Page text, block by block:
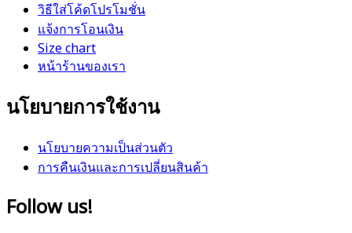
วิธีใส่โค้ดโปรโมชั่น
แจ้งการโอนเงิน
Size chart
หน้าร้านของเรา
นโยบายการใช้งาน
นโยบายความเป็นส่วนตัว
การคืนเงินและการเปลี่ยนสินค้า
Follow us!